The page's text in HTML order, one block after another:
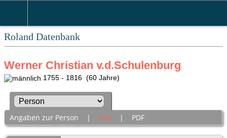
Roland Datenbank
Werner Christian v.d.Schulenburg
1755 - 1816 (60 Jahre)
Angaben zur Person | Alle | PDF